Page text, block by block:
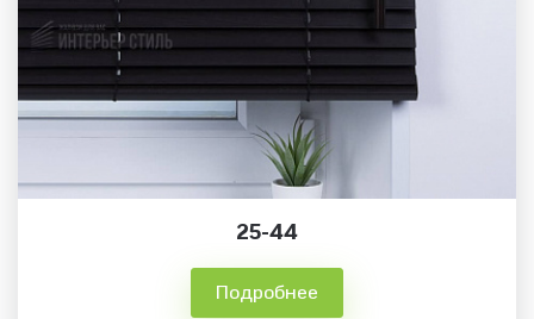
25-44
Подробнее